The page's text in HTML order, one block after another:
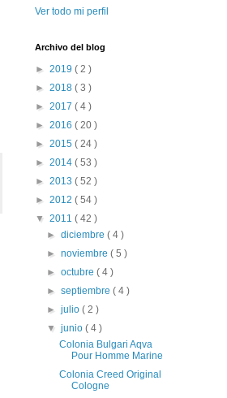
Ver todo mi perfil
Archivo del blog
► 2019 ( 2 )
► 2018 ( 3 )
► 2017 ( 4 )
► 2016 ( 20 )
► 2015 ( 24 )
► 2014 ( 53 )
► 2013 ( 52 )
► 2012 ( 54 )
▼ 2011 ( 42 )
►diciembre( 4 )
►noviembre( 5 )
►octubre( 4 )
►septiembre( 4 )
►julio( 2 )
▼junio( 4 )
Colonia Bulgari Aqva
Pour Homme Marine
Colonia Creed Original
Cologne